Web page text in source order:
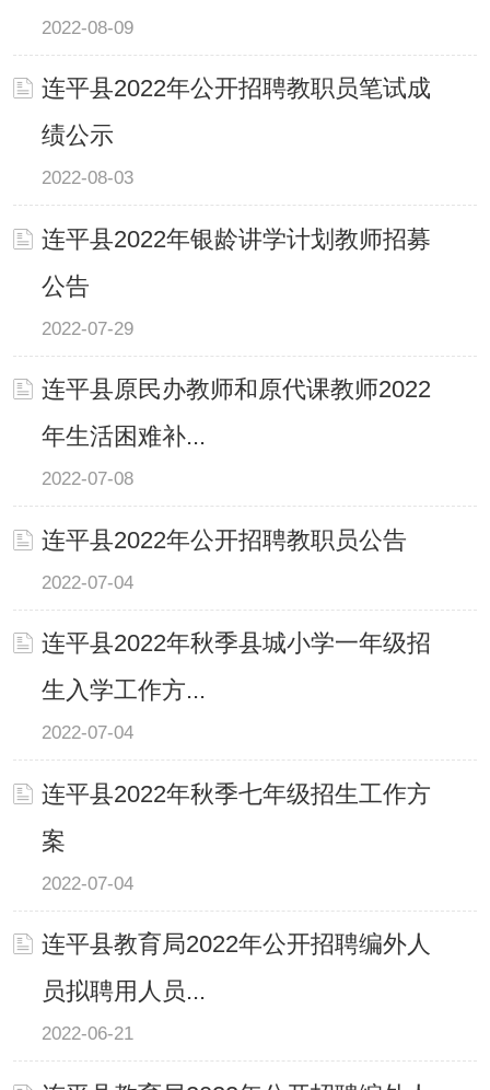
2022-08-09
连平县2022年公开招聘教职员笔试成
绩公示
2022-08-03
连平县2022年银龄讲学计划教师招募
公告
2022-07-29
连平县原民办教师和原代课教师2022
年生活困难补...
2022-07-08
连平县2022年公开招聘教职员公告
2022-07-04
连平县2022年秋季县城小学一年级招
生入学工作方...
2022-07-04
连平县2022年秋季七年级招生工作方
案
2022-07-04
连平县教育局2022年公开招聘编外人
员拟聘用人员...
2022-06-21